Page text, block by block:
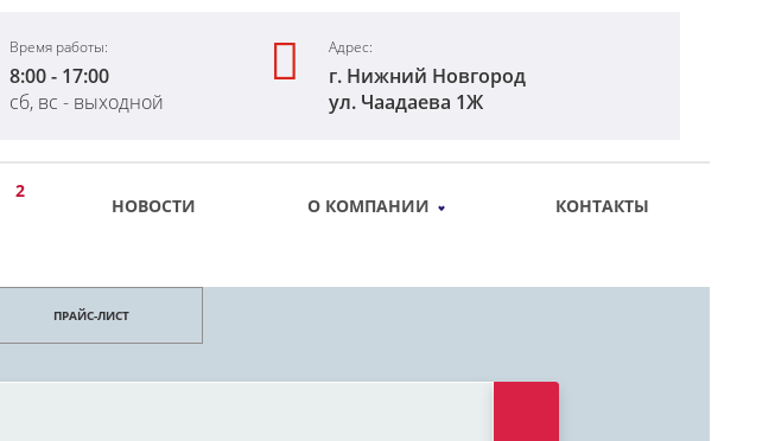
Время работы:
8:00 - 17:00
сб, вс - выходной
Адрес:
г. Нижний Новгород
ул. Чаадаева 1Ж
2
НОВОСТИ О КОМПАНИИ
КОНТАКТЫ
ПРАЙС-ЛИСТ